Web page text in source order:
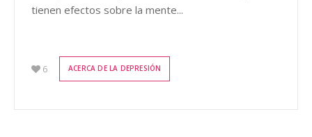
tienen efectos sobre la mente...
6 ACERCA DE LA DEPRESIÓN